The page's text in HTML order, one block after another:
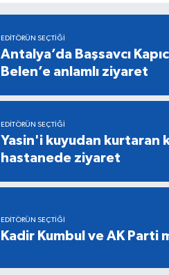
EDITÖRÜN SEÇTIĞI
Antalya’da Başsavcı
Belen’e anlamlı ziyaret
EDITÖRÜN SEÇTIĞI
Yasin'i kuyudan kurtaran
hastanede ziyaret
EDITÖRÜN SEÇTIĞI
Kadir Kumbul ve AK Parti